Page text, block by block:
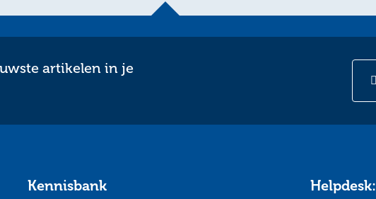
artikelen in je
Kennisbank Helpdesk: